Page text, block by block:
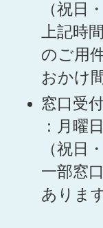
（祝日
上記時
のご用
おかけ
窓口受
：月曜
（祝日
一部窓
あります